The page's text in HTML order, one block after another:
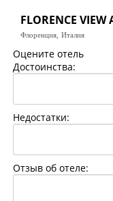
Страны
Как купить
Контакты
FLORENCE
Флоренция, Италия
Оцените отель
Достоинства:
Недостатки:
Отзыв об отеле: